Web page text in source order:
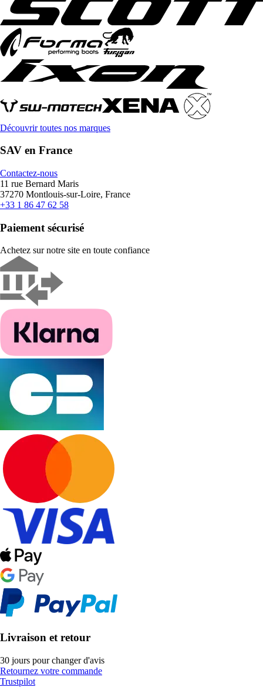
Découvrir toutes nos marques
SAV en France
Contactez-nous
11 rue Bernard Maris
37270 Montlouis-sur-Loire, France
+33 1 86 47 62 58
Paiement sécurisé
Achetez sur notre site en toute confiance
Livraison et retour
30 jours pour changer d'avis
Retournez votre commande
Trustpilot